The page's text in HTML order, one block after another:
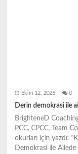
Ekim 12, 2025 0
Derin demokrasi ile
BrighteneD
PCC, CPCC, Team
okurları için yazdı:
Demokrasi ile Ailede